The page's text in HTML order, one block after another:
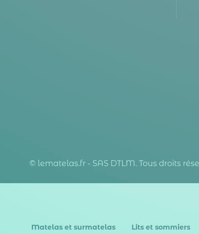
© lematelas.fr - SAS DTLM. Tous droits
Matelas et surmatelas Lits et sommiers